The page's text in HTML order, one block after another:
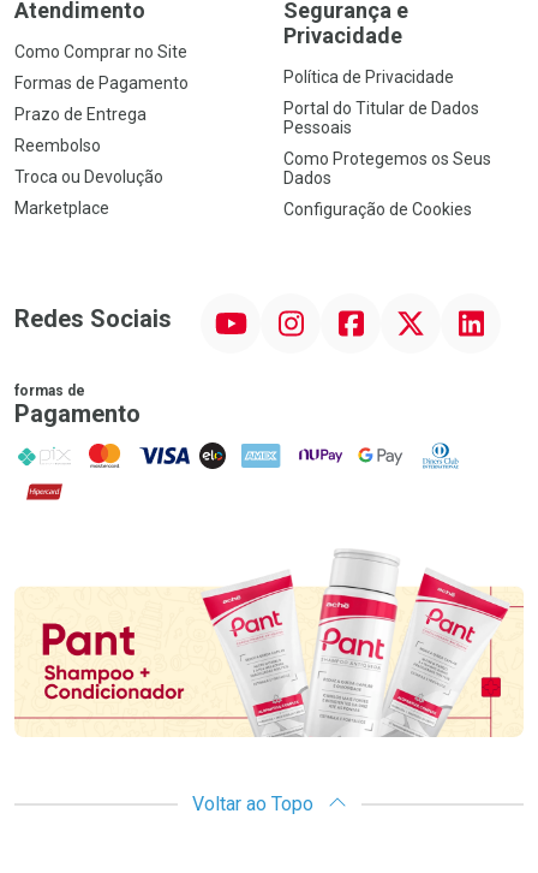
Atendimento
Como Comprar no Site
Formas de Pagamento
Prazo de Entrega
Reembolso
Troca ou Devolução
Marketplace
Segurança e
Privacidade
Política de Privacidade
Portal do Titular de Dados
Pessoais
Como Protegemos os Seus
Dados
Configuração de Cookies
Redes Sociais InstagramFacebookTwitter Linkedin
formas de
Pagamento
PIX MasterCard
VISA ELO AMEX NuPay Google PayDiners Club
Hipercard
Voltar ao Topo